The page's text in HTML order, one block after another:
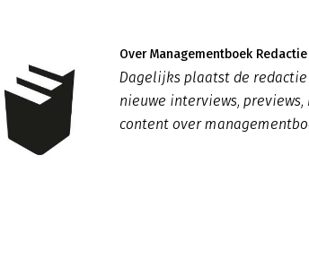
Over Managementboek Redactie
Dagelijks plaatst de
nieuwe interviews, previews,
content over